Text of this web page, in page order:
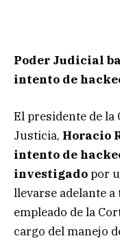
Poder Judicial
intento de
El presidente de la
Justicia, Horacio
intento de
investigadopor
llevarse adelante
empleado de la
cargo del manejo